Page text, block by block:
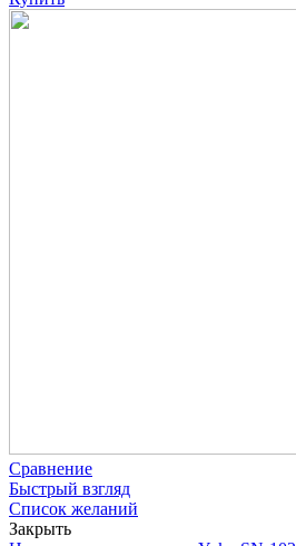
Сравнение
Быстрый взгляд
Список желаний
Закрыть